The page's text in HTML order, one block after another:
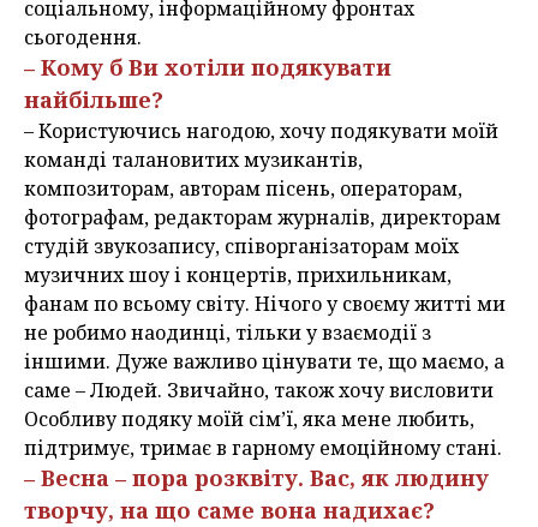
соціальному, інформаційному фронтах
сьогодення.
– Кому б Ви хотіли подякувати
найбільше?
– Користуючись нагодою, хочу подякувати моїй
команді талановитих музикантів,
композиторам, авторам пісень, операторам,
фотографам, редакторам журналів, директорам
студій звукозапису, співорганізаторам моїх
музичних шоу і концертів, прихильникам,
фанам по всьому світу. Нічого у своєму житті ми
не робимо наодинці, тільки у взаємодії з
іншими. Дуже важливо цінувати те, що маємо, а
саме – Людей. Звичайно, також хочу висловити
Особливу подяку моїй сім’ї, яка мене любить,
підтримує, тримає в гарному емоційному стані.
– Весна – пора розквіту. Вас, як людину
творчу, на що саме вона надихає?